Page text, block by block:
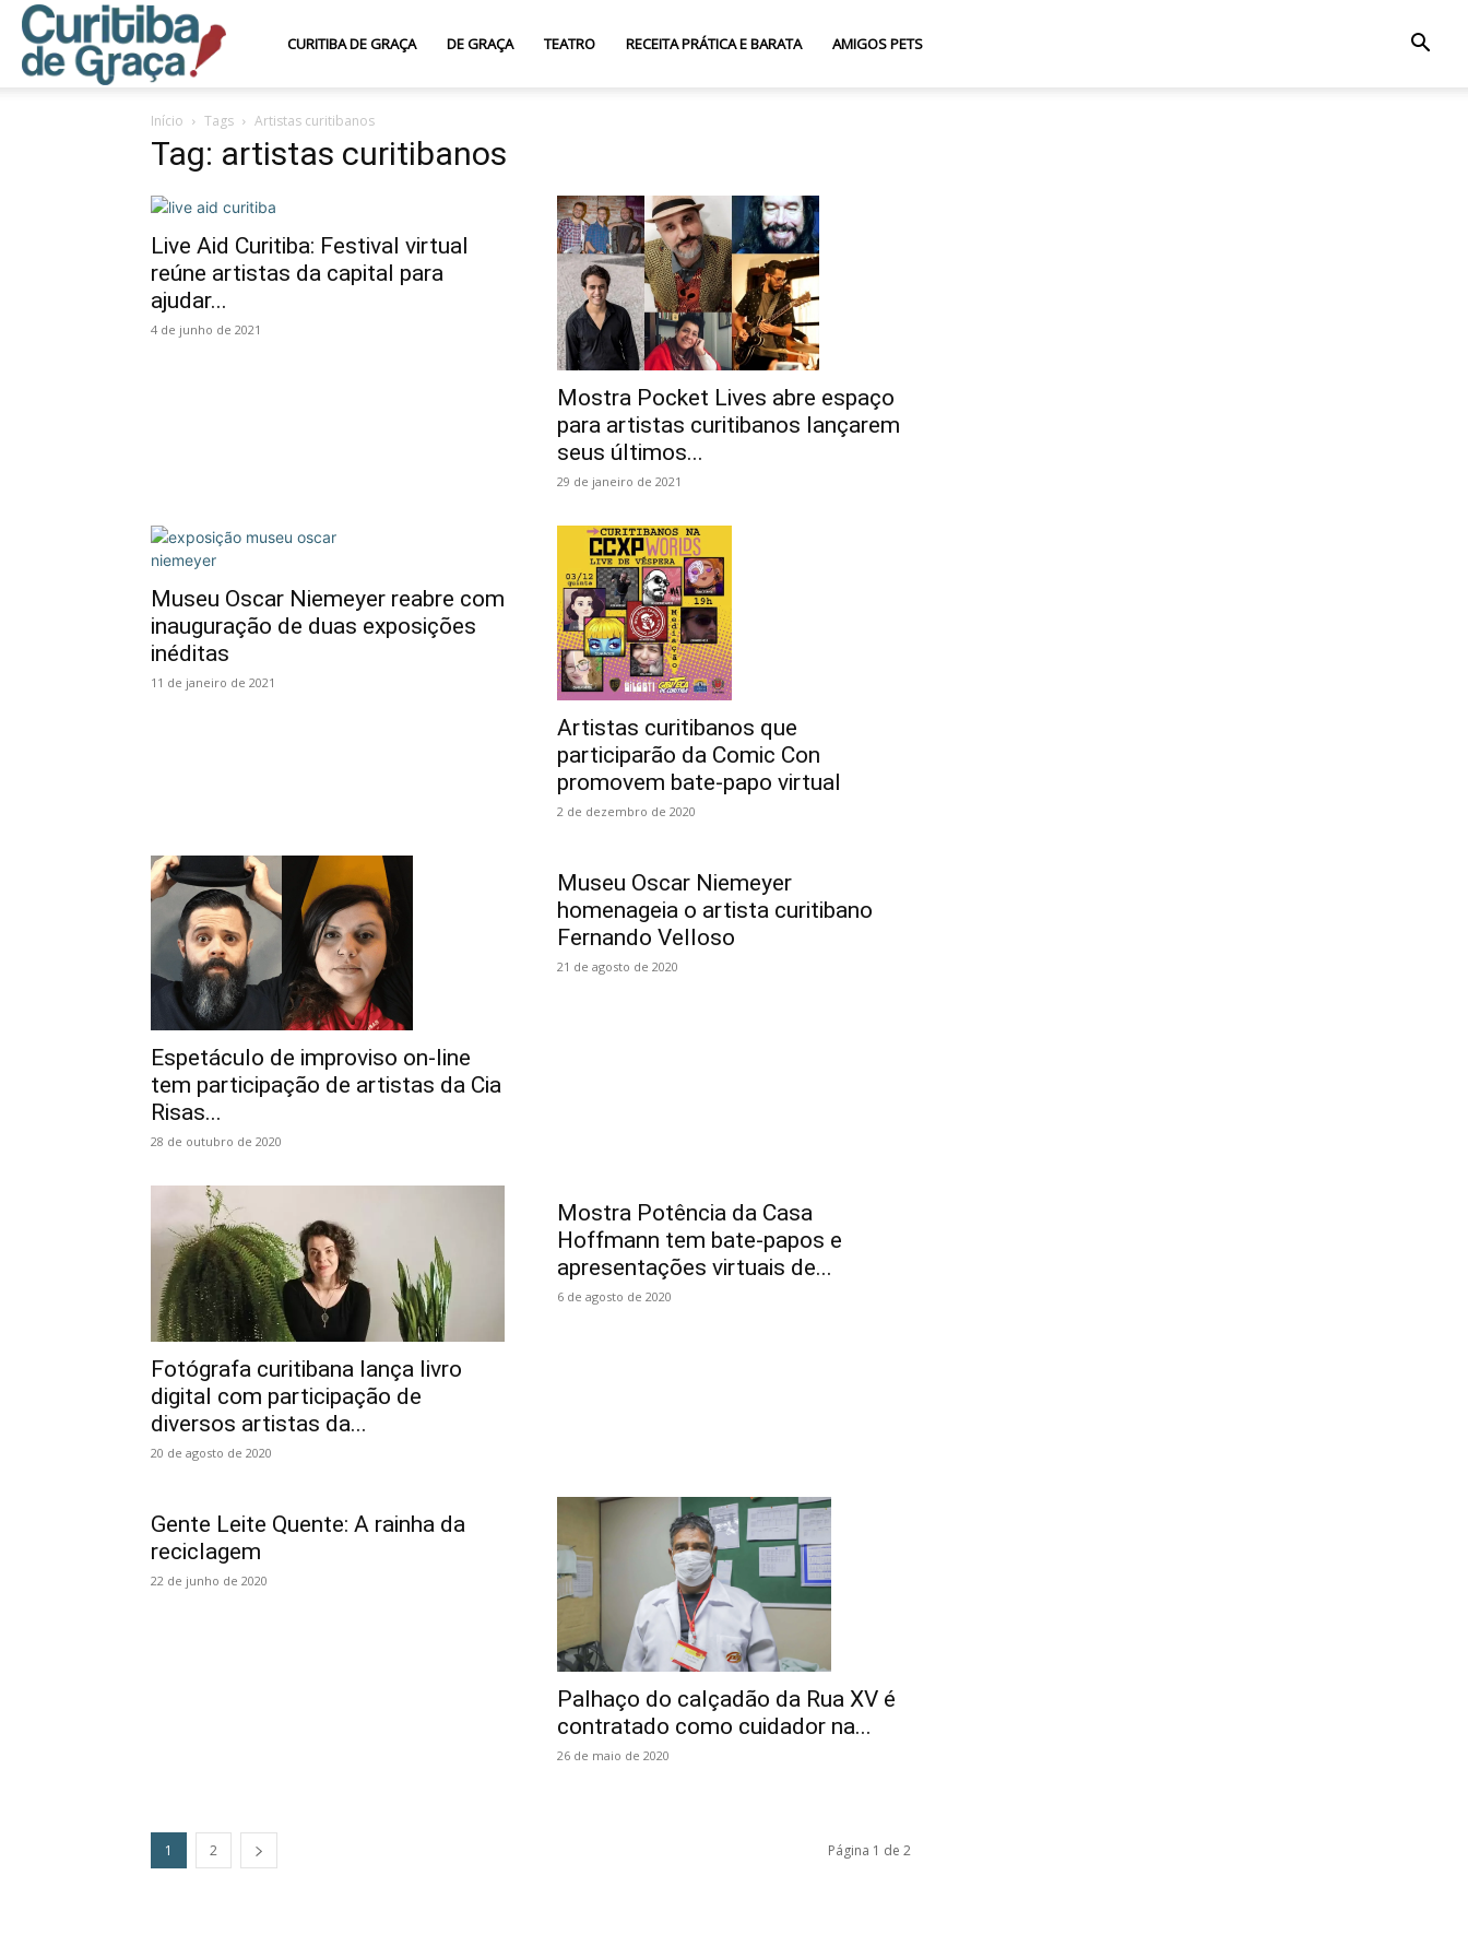
Curitiba
de
Graça
CURITIBA DE GRAÇA DE GRAÇA TEATRO RECEITA PRÁTICA E BARATA AMIGOS PETS
Início Tags Artistas curitibanos
Tag: artistas curitibanos
Live Aid Curitiba: Festival virtual
reúne artistas da capital para
ajudar...
4 de junho de 2021
Mostra Pocket Lives abre espaço
para artistas curitibanos lançarem
seus últimos...
29 de janeiro de 2021
Museu Oscar Niemeyer reabre com
inauguração de duas exposições
inéditas
11 de janeiro de 2021
Artistas curitibanos que
participarão da Comic Con
promovem bate-papo virtual
2 de dezembro de 2020
Espetáculo de improviso on-line
tem participação de artistas da Cia
Risas...
28 de outubro de 2020
Museu Oscar Niemeyer
homenageia o artista curitibano
Fernando Velloso
21 de agosto de 2020
Fotógrafa curitibana lança livro
digital com participação de
diversos artistas da...
20 de agosto de 2020
Mostra Potência da Casa
Hoffmann tem bate-papos e
apresentações virtuais de...
6 de agosto de 2020
Gente Leite Quente: A rainha da
reciclagem
22 de junho de 2020
Palhaço do calçadão da Rua XV é
contratado como cuidador na...
26 de maio de 2020
1 2 Página 1 de 2